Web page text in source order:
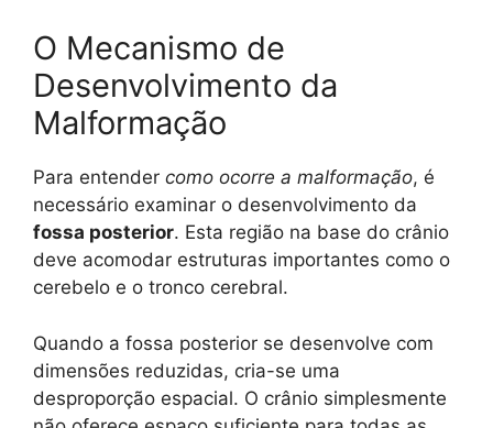
O Mecanismo de
Desenvolvimento da
Malformação
Para entender como ocorre a malformação, é
necessário examinar o desenvolvimento da
fossa posterior. Esta região na base do crânio
deve acomodar estruturas importantes como o
cerebelo e o tronco cerebral.
Quando a fossa posterior se desenvolve com
dimensões reduzidas, cria-se uma
desproporção espacial. O crânio simplesmente